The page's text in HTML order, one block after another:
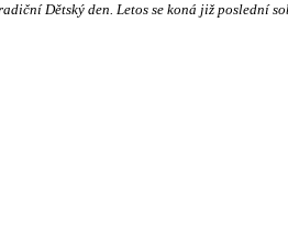
Dětský den. Letos se koná již poslední